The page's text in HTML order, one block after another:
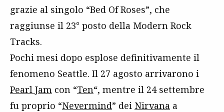
grazie al singolo “Bed Of Roses”, che
raggiunse il 23° posto della Modern Rock
Tracks.
Pochi mesi dopo esplose definitivamente il
fenomeno Seattle. Il 27 agosto arrivarono i
Pearl Jam con “Ten“, mentre il 24 settembre
fu proprio “Nevermind” dei Nirvana a